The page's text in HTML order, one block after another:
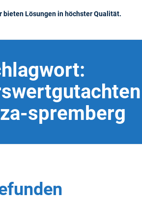
bieten Lösungen in höchster Qualität.
spremberg